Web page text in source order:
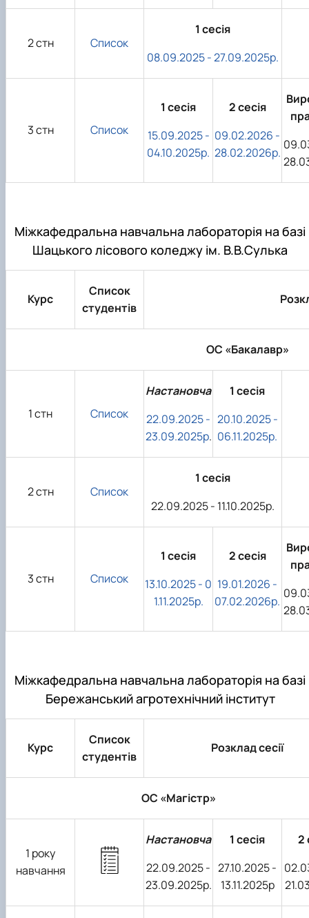
2 стн Список
1 сесія
08.09.2025 - 27.09.2025р.
3 стн Список
1 сесія
15.09.2025 -
04.10.2025р.
2 сесія
09.02.2026 -
28.02.2026р.
Міжкафедральна навчальна лабораторія на базі
Шацького лісового коледжу ім. В.В.Сулька
Курс
Список
студентів
ОС «Бакалавр»
1 стн Список
Настановча
22.09.2025 -
23.09.2025р.
1 сесія
20.10.2025 -
06.11.2025р.
2 стн Список
1 сесія
22.09.2025 - 11.10.2025р.
3 стн Список
1 сесія
13.10.2025 - 0
1.11.2025р.
2 сесія
19.01.2026 -
07.02.2026р.
Міжкафедральна навчальна лабораторія на базі
Бережанський агротехнічний інститут
Курс
Список
студентів
Розклад сесії
ОС «Магістр»
1 року
навчання
Настановча
22.09.2025 -
23.09.2025р.
1 сесія
27.10.2025 -
13.11.2025р
2